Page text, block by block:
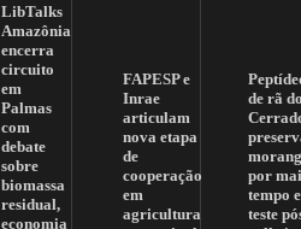
LibTalks
Amazônia
encerra
circuito
em
Palmas
com
debate
sobre
biomassa
residual,
economia
FAPESP e
Inrae
articulam
nova etapa
de
cooperação
em
agricultura
de rã
por
tempo
teste